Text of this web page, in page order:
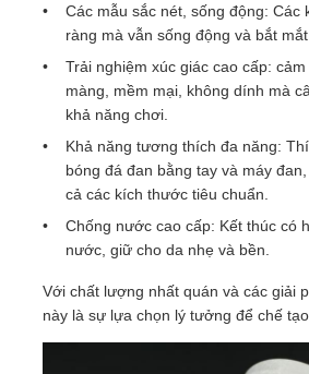
Trang chủ
Các mẫu sắc nét, sống động: Các
ràng mà vẫn sống động và bắt
Trải nghiệm xúc giác cao cấp:
màng, mềm mại, không dính mà
khả năng chơi.
Khả năng tương thích đa năng:
bóng đá đan bằng tay và máy
cả các kích thước tiêu chuẩn.
Chống nước cao cấp: Kết thúc có
nước, giữ cho da nhẹ và bền.
Với chất lượng nhất quán và các giải
này là sự lựa chọn lý tưởng để chế